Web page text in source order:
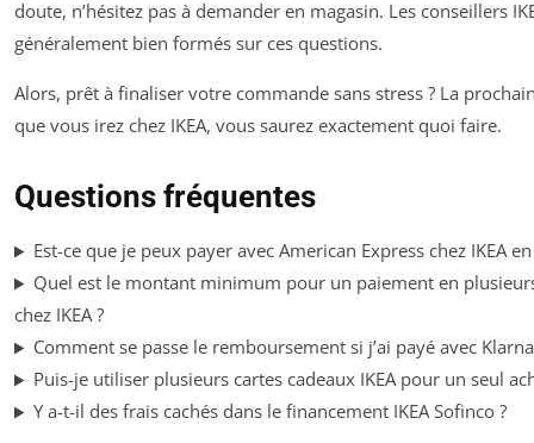
doute, n’hésitez pas à demander en magasin. Les conseillers
généralement bien formés sur ces questions.
Alors, prêt à finaliser votre commande sans stress ? La
que vous irez chez IKEA, vous saurez exactement quoi faire.
Questions fréquentes
Est-ce que je peux payer avec American Express chez IKEA
Quel est le montant minimum pour un paiement en
chez IKEA ?
Comment se passe le remboursement si j’ai payé avec
Puis-je utiliser plusieurs cartes cadeaux IKEA pour un seul
Y a-t-il des frais cachés dans le financement IKEA Sofinco ?